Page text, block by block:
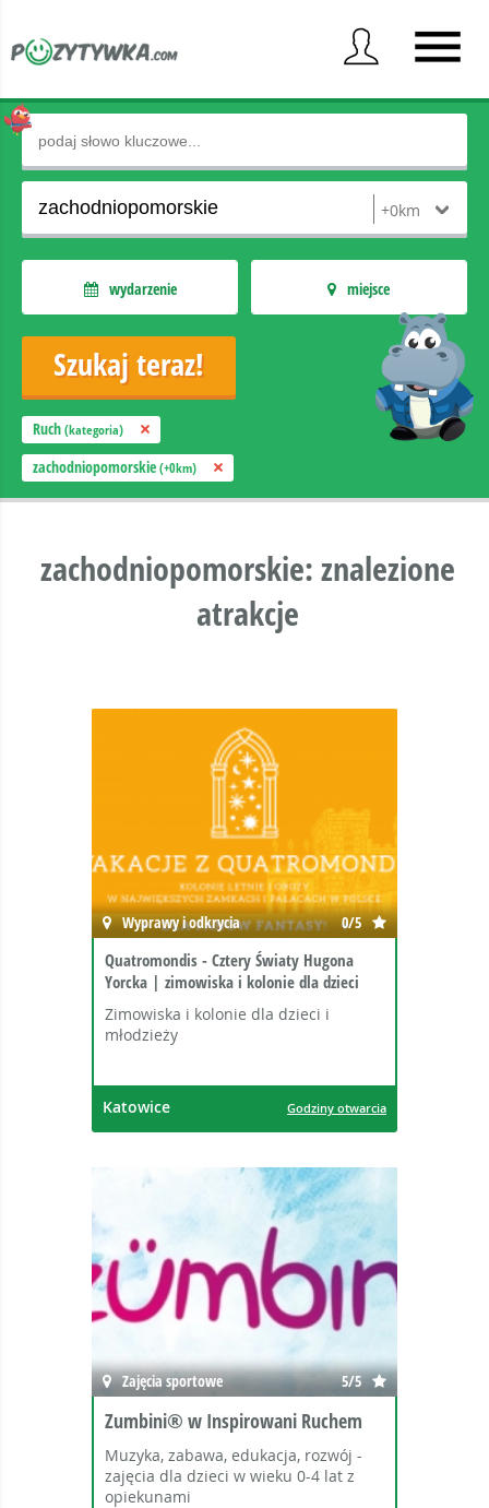
wydarzenie miejsce
Ruch (kategoria)
zachodniopomorskie (+0km)
zachodniopomorskie: znalezione
atrakcje
Wyprawy i odkrycia 0/5
Quatromondis - Cztery Światy Hugona
Yorcka | zimowiska i kolonie dla dzieci
Zimowiska i kolonie dla dzieci i
młodzieży
Katowice Godziny otwarcia
Zajęcia sportowe 5/5
Zumbini® w Inspirowani Ruchem
Muzyka, zabawa, edukacja, rozwój -
zajęcia dla dzieci w wieku 0-4 lat z
opiekunami